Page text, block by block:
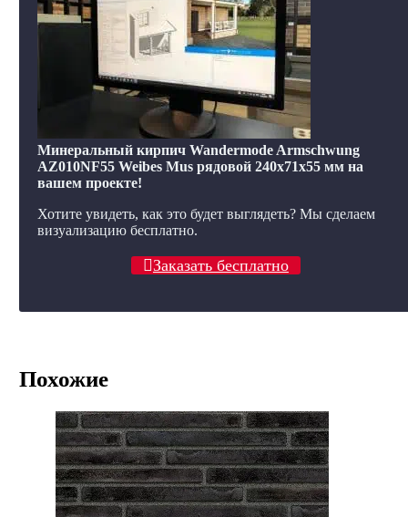
Минеральный кирпич Wandermode Armschwung
AZ010NF55 Weibes Mus рядовой 240x71x55 мм на
вашем проекте!
Хотите увидеть, как это будет выглядеть? Мы сделаем
визуализацию бесплатно.
Заказать бесплатно
Похожие